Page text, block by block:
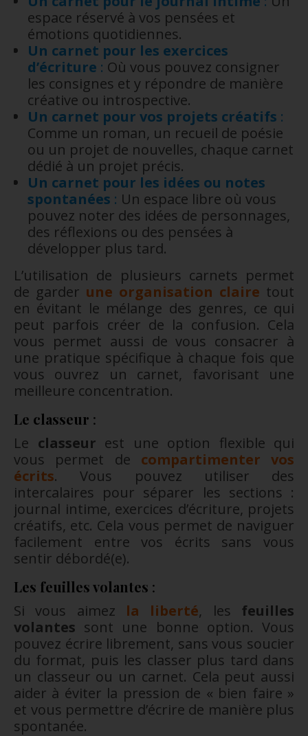
espace réservé à vos pensées et
émotions quotidiennes.
Un carnet pour les exercices
d’écriture : Où vous pouvez consigner
les consignes et y répondre de manière
créative ou introspective.
Un carnet pour vos projets créatifs :
Comme un roman, un recueil de poésie
ou un projet de nouvelles, chaque carnet
dédié à un projet précis.
Un carnet pour les idées ou notes
spontanées : Un espace libre où vous
pouvez noter des idées de personnages,
des réflexions ou des pensées à
développer plus tard.
L’utilisation de plusieurs carnets permet
de garder une organisation claire tout
en évitant le mélange des genres, ce qui
peut parfois créer de la confusion. Cela
vous permet aussi de vous consacrer à
une pratique spécifique à chaque fois que
vous ouvrez un carnet, favorisant une
meilleure concentration.
Le classeur :
Le classeur est une option flexible qui
vous permet de compartimenter vos
écrits. Vous pouvez utiliser des
intercalaires pour séparer les sections :
journal intime, exercices d’écriture, projets
créatifs, etc. Cela vous permet de naviguer
facilement entre vos écrits sans vous
sentir débordé(e).
Les feuilles volantes :
Si vous aimez
la liberté, les feuilles
volantes sont une bonne option. Vous
pouvez écrire librement, sans vous soucier
du format, puis les classer plus tard dans
un classeur ou un carnet. Cela peut aussi
aider à éviter la pression de « bien faire »
et vous permettre d’écrire de manière plus
spontanée.